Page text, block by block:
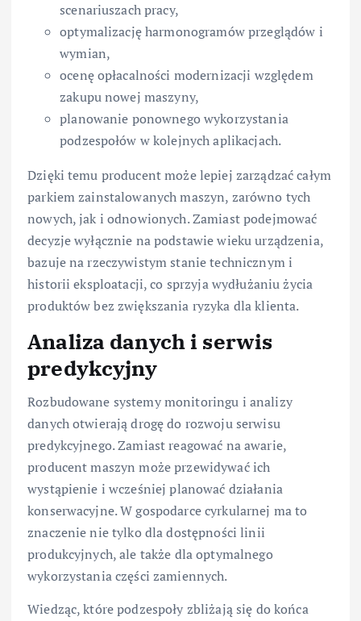
scenariuszach pracy,
optymalizację harmonogramów przeglądów i
wymian,
ocenę opłacalności modernizacji względem
zakupu nowej maszyny,
planowanie ponownego wykorzystania
podzespołów w kolejnych aplikacjach.
Dzięki temu producent może lepiej zarządzać całym
parkiem zainstalowanych maszyn, zarówno tych
nowych, jak i odnowionych. Zamiast podejmować
decyzje wyłącznie na podstawie wieku urządzenia,
bazuje na rzeczywistym stanie technicznym i
historii eksploatacji, co sprzyja wydłużaniu życia
produktów bez zwiększania ryzyka dla klienta.
Analiza danych i serwis
predykcyjny
Rozbudowane systemy monitoringu i analizy
danych otwierają drogę do rozwoju serwisu
predykcyjnego. Zamiast reagować na awarie,
producent maszyn może przewidywać ich
wystąpienie i wcześniej planować działania
konserwacyjne. W gospodarce cyrkularnej ma to
znaczenie nie tylko dla dostępności linii
produkcyjnych, ale także dla optymalnego
wykorzystania części zamiennych.
Wiedząc, które podzespoły zbliżają się do końca